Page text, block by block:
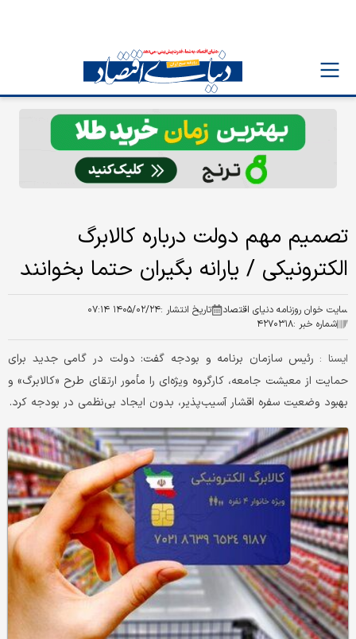
تصمیم مهم دولت درباره کالابرگ
الکترونیکی / یارانه بگیران حتما بخوانند
سایت خوان روزنامه دنیای اقتصاد تاریخ انتشار :۱۴۰۵/۰۲/۲۴ ۰۷:۱۴
شماره خبر :۴۲۷۰۳۱۸
ایسنا : رئیس سازمان برنامه و بودجه گفت: دولت در گامی جدید برای
حمایت از معیشت جامعه، کارگروه ویژه‌ای را مأمور ارتقای طرح «کالابرگ» و
بهبود وضعیت سفره اقشار آسیب‌پذیر، بدون ایجاد بی‌نظمی در بودجه کرد.